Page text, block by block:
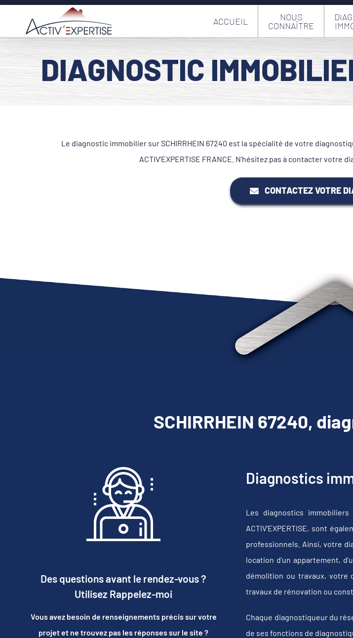
Passer
contenu
ACCUEIL
NOUS
CONNAÎTRE
DIAGNOSTIC
Le diagnostic immobilier sur SCHIRRHEIN 67240 est la spécialité de votre
ACTIV'EXPERTISE FRANCE. N'hésitez pas à contacter
CONTACTEZ VOTRE
SCHIRRHEIN 67240,
Des questions avant le rendez-vous ?
Utilisez Rappelez-moi
Vous avez besoin de renseignements précis sur votre
projet et ne trouvez pas les réponses sur le site ?
Diagnostics
Les diagnostics
ACTIV'EXPERTISE, sont
professionnels. Ainsi, votre
location d'un appartement,
démolition ou travaux, votre
travaux de rénovation ou
Chaque diagnostiqueur du
de ses fonctions de